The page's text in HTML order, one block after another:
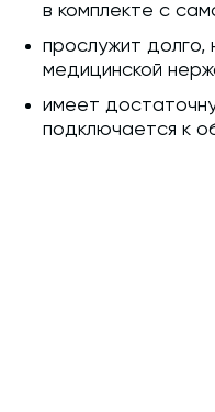
в комплекте с
прослужит долго,
медицинской
имеет
подключается к